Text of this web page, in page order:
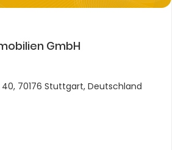
GmbH
70176 Stuttgart, Deutschland